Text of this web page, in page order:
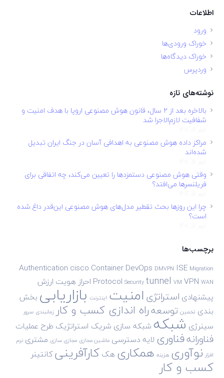
اطلاعات
ورود
خوراک ورودی‌ها
خوراک دیدگاه‌ها
وردپرس
نوشته‌های تازه
بالاخره بعد از ۲ سال، قانون هوش مصنوعی اروپا با هدف امنیت و
شفافیت لازم‌الاجرا شد
مراکز داده هوش مصنوعی به اهدافی آسان در جنگ ایران تبدیل
شده‌اند
وقتی هوش مصنوعی دستمزدها را تعیین می‌کند، چه اتفاقی برای
فریلنسرها می‌افتد؟
چرا این روزها بحث تقطیر مدل‌های هوش مصنوعی این‌قدر داغ شده
است؟
برچسب‌ها
Authentication cisco ContainerDevOps DMVPN ISE Migration
Protocol Security tunnel VM VPN WAN احراز هویت ارزش
پیشنهادی استراتژی امنیت اینترنت بازاریابیبخش
بندی تخمین توسعهراه اندازی کسب و کار زمانبندی سرور
سینرژی شبکه شبکه سازی شریک استراتژیک طرح عملیات
فناورانهفناوری لایه دسترسی ماشین مجازی مجازی سازی مشتری نرم
افزار نوآوری هزینه همکاری هککارآفرینیکانتینر
کسب و کار